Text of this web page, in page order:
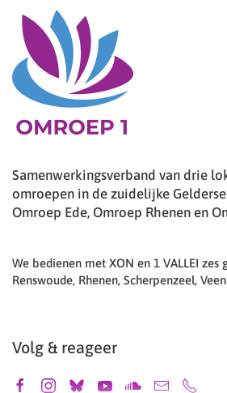
Samenwerkingsverband van drie
omroepen in de zuidelijke
Omroep Ede, Omroep Rhenen en
We bedienen met XON en 1 VALLEI zes
Renswoude, Rhenen, Scherpenzeel,
Volg & reageer